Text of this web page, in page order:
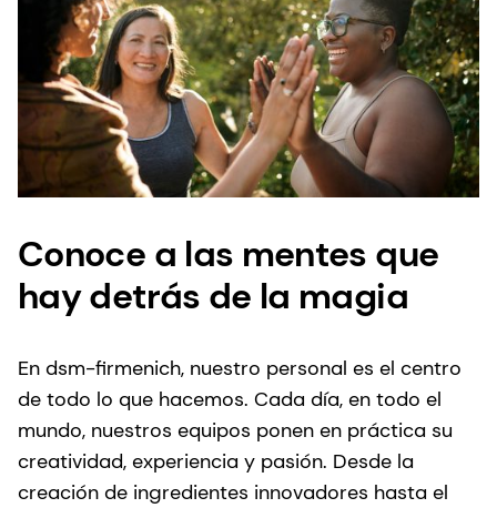
Conoce a las mentes que
hay detrás de la magia
En dsm-firmenich, nuestro personal es el centro
de todo lo que hacemos. Cada día, en todo el
mundo, nuestros equipos ponen en práctica su
creatividad, experiencia y pasión. Desde la
creación de ingredientes innovadores hasta el